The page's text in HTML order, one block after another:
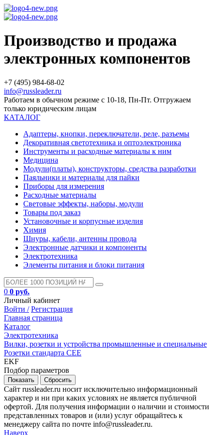
Производство и продажа
электронных компонентов
+7 (495) 984-68-02
info@russleader.ru
Работаем в обычном режиме с 10-18, Пн-Пт. Отгружаем
только юридическим лицам
КАТАЛОГ
Адаптеры, кнопки, переключатели, реле, разъемы
Декоративная светотехника и оптоэлектроника
Инструменты и расходные материалы к ним
Медицина
Модули(платы), конструкторы, средства разработки
Паяльники и материалы для пайки
Приборы для измерения
Расходные материалы
Световые эффекты, наборы, модули
Товары под заказ
Установочные и корпусные изделия
Химия
Шнуры, кабели, антенны провода
Электронные датчики и компоненты
Электротехника
Элементы питания и блоки питания
0 0 руб.
Личный кабинет
Войти / Регистрация
Главная страница
Каталог
Электротехника
Вилки, розетки и устройства промышленные и специальные
Розетки стандарта СЕЕ
EKF
Подбор параметров
Сайт russleader.ru носит исключительно информационный
характер и ни при каких условиях не является публичной
офертой. Для получения информации о наличии и стоимости
представленных товаров и (или) услуг обращайтесь к
менеджеру сайта по почте info@russleader.ru.
Наверх